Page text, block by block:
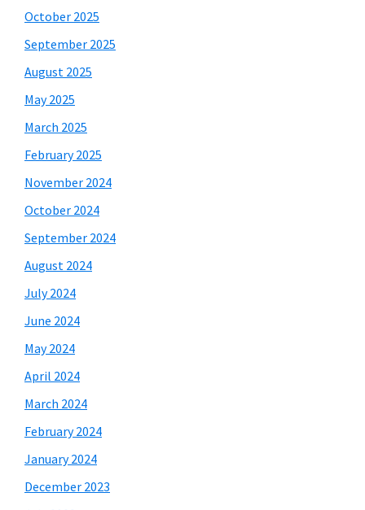
October 2025
September 2025
August 2025
May 2025
March 2025
February 2025
November 2024
October 2024
September 2024
August 2024
July 2024
June 2024
May 2024
April 2024
March 2024
February 2024
January 2024
December 2023